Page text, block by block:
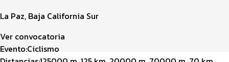
La Paz, Baja California Sur
Ver convocatoria
Evento:Ciclismo